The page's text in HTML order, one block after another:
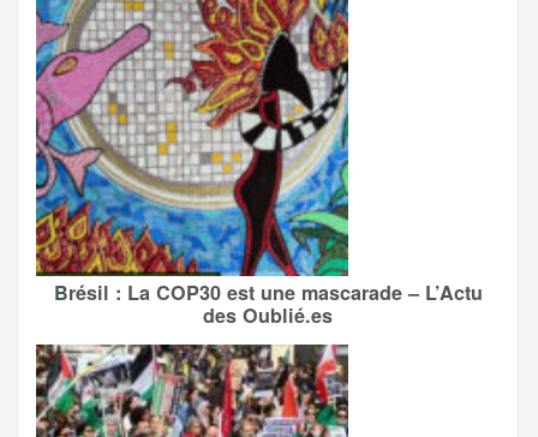
Brésil : La COP30 est une mascarade – L’Actu
des Oublié.es